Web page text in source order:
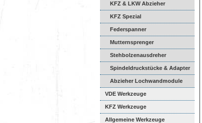
KFZ & LKW Abzieher
KFZ Spezial
Federspanner
Mutternsprenger
Stehbolzenausdreher
Spindeldruckstücke & Adapter
Abzieher Lochwandmodule
VDE Werkzeuge
KFZ Werkzeuge
Allgemeine Werkzeuge